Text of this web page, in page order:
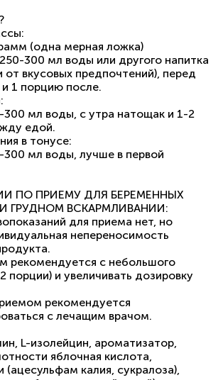
(одна мерная ложка)
300 мл воды или другого напитка
от вкусовых предпочтений), перед
1 порцию после.
300 мл воды, с утра натощак и 1-2
едой.
в тонусе:
300 мл воды, лучше в первой
ПО ПРИЕМУ ДЛЯ БЕРЕМЕННЫХ
ГРУДНОМ ВСКАРМЛИВАНИИ:
для приема нет, но
непереносимость
рекомендуется с небольшого
порции) и увеличивать дозировку
рекомендуется
с лечащим врачом.
L-изолейцин, ароматизатор,
яблочная кислота,
(ацесульфам калия, сукралоза),